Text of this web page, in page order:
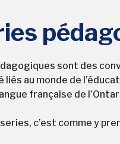
sont des
liés au monde de
française de
c’est comme y